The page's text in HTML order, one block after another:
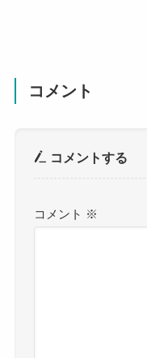
コメント
コメントする
コメント ※